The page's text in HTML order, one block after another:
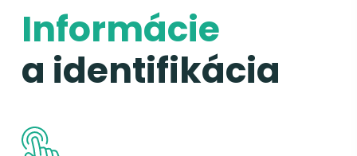
Informácie
a identifikácia